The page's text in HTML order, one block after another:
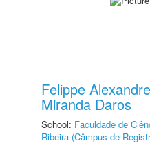
Felippe
Miranda Daros
School: Faculdade de
Ribeira (Câmpus de